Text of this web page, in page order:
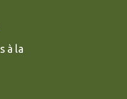
à la